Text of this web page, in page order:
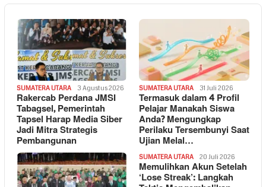
SUMATERA UTARA 3 Agustus 2026
Rakercab Perdana JMSI
Tabagsel, Pemerintah
Tapsel Harap Media Siber
Jadi Mitra Strategis
Pembangunan
SUMATERA UTARA 31 Juli 2026
Termasuk dalam 4 Profil
Pelajar Manakah Siswa
Anda? Mengungkap
Perilaku Tersembunyi Saat
Ujian Melal…
SUMATERA UTARA 20 Juli 2026
Memulihkan Akun Setelah
‘Lose Streak’: Langkah